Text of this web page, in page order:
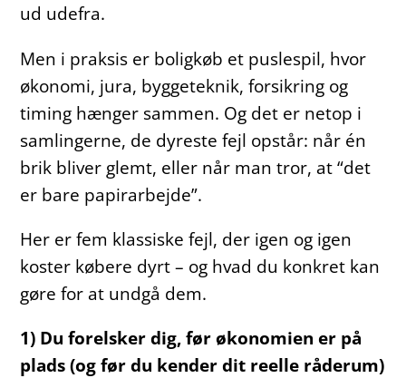
ud udefra.
Men i praksis er boligkøb et puslespil, hvor
økonomi, jura, byggeteknik, forsikring og
timing hænger sammen. Og det er netop i
samlingerne, de dyreste fejl opstår: når én
brik bliver glemt, eller når man tror, at “det
er bare papirarbejde”.
Her er fem klassiske fejl, der igen og igen
koster købere dyrt – og hvad du konkret kan
gøre for at undgå dem.
1) Du forelsker dig, før økonomien er på
plads (og før du kender dit reelle råderum)